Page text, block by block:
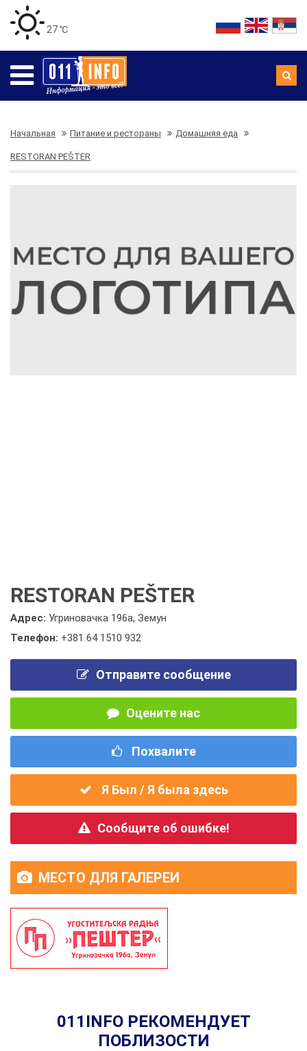
27 ℃
Начальная Питание и рестораны Домашняя еда
RESTORAN PEŠTER
RESTORAN PEŠTER
Адрес: Угриновачка 196а, Земун
Телефон: +381 64 1510 932
Отправите сообщение
Оцените нас
Похвалите
Я Был / Я была здесь
Сообщите об ошибке!
МЕСТО ДЛЯ ГАЛЕРЕИ
011INFO РЕКОМЕНДУЕТ
ПОБЛИЗОСТИ